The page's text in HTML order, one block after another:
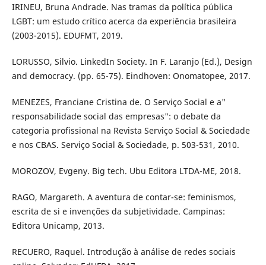
IRINEU, Bruna Andrade. Nas tramas da política pública
LGBT: um estudo crítico acerca da experiência brasileira
(2003-2015). EDUFMT, 2019.
LORUSSO, Silvio. LinkedIn Society. In F. Laranjo (Ed.), Design
and democracy. (pp. 65-75). Eindhoven: Onomatopee, 2017.
MENEZES, Franciane Cristina de. O Serviço Social e a"
responsabilidade social das empresas": o debate da
categoria profissional na Revista Serviço Social & Sociedade
e nos CBAS. Serviço Social & Sociedade, p. 503-531, 2010.
MOROZOV, Evgeny. Big tech. Ubu Editora LTDA-ME, 2018.
RAGO, Margareth. A aventura de contar-se: feminismos,
escrita de si e invenções da subjetividade. Campinas:
Editora Unicamp, 2013.
RECUERO, Raquel. Introdução à análise de redes sociais